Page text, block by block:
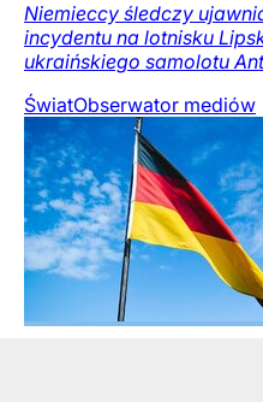
Niemieccy śledczy
incydentu na lotnisku
ukraińskiego samolotu
ŚwiatObserwator mediów